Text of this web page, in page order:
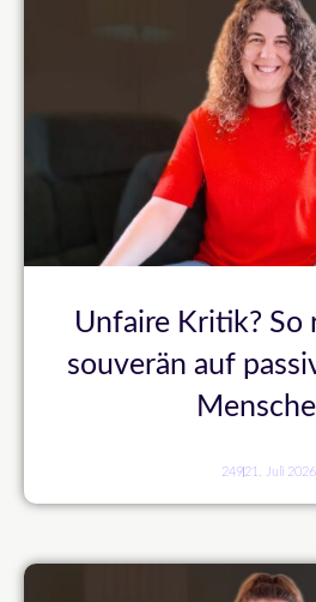
Unfaire Kritik? So
souverän auf
249 21. Juli 2026